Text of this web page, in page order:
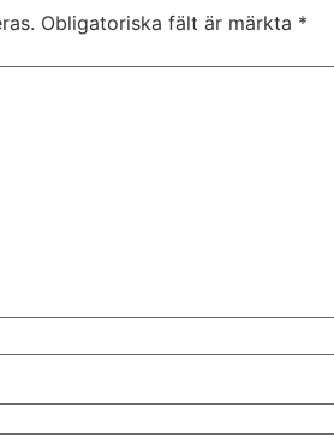
Obligatoriska fält är märkta *